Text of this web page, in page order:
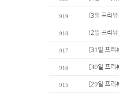
919 [3일 프리
918 [2일 프리
917 [31일 프리
916 [30일 프리
915 [29일 프리